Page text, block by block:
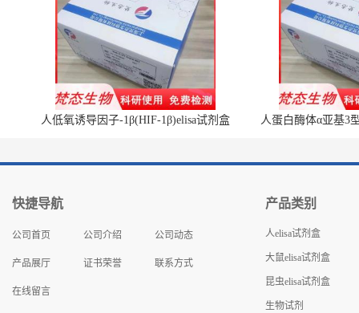
人低氧诱导因子-1β(HIF-1β)elisa试剂盒 人蛋白酶体α亚基3
快捷导航
公司首页 公司介绍 公司动态
产品展厅 证书荣誉 联系方式
在线留言
产品类别
人elisa试剂盒
大鼠elisa试剂盒
昆虫elisa试剂盒
生物试剂